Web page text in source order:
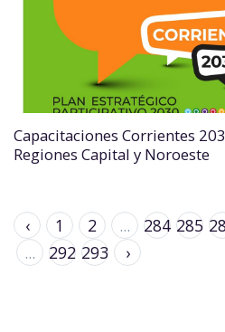
Capacitaciones Corrientes
Regiones Capital y Noroeste
‹ 1 2 ... 284 285
...
292 293 ›